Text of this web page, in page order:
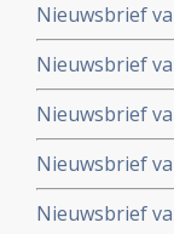
Nieuwsbrief
Nieuwsbrief
Nieuwsbrief
Nieuwsbrief
Nieuwsbrief